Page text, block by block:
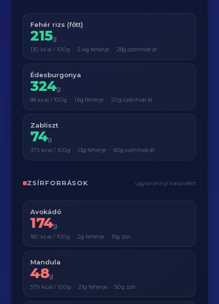
Fehér rizs (főtt)
215g
130 kcal / 100g · 2.4g fehérje · 28g szénhidrát
Édesburgonya
324g
86 kcal / 100g · 1.6g fehérje · 20g szénhidrát
Zabliszt
74g
375 kcal / 100g · 13g fehérje · 60g szénhidrát
ZSÍRFORRÁSOK ugyanannyi kalóriáért
Avokádó
174g
160 kcal / 100g · 2g fehérje · 15g zsír
Mandula
48g
579 kcal / 100g · 21g fehérje · 50g zsír